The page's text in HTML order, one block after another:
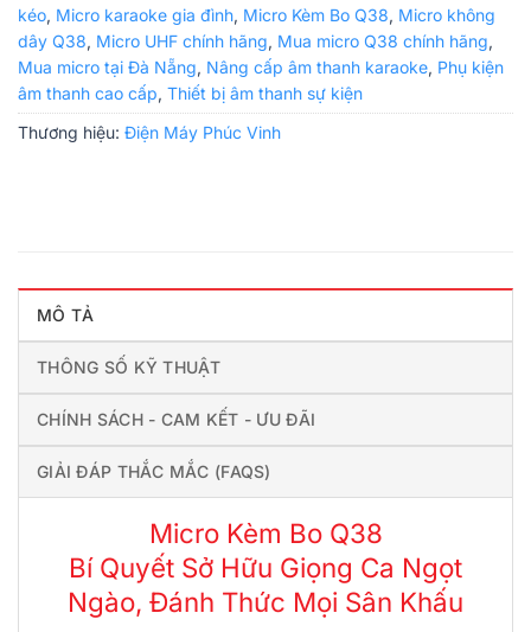
kéo, Micro karaoke gia đình, Micro Kèm Bo Q38, Micro không
dây Q38, Micro UHF chính hãng, Mua micro Q38 chính hãng,
Mua micro tại Đà Nẵng, Nâng cấp âm thanh karaoke, Phụ kiện
âm thanh cao cấp, Thiết bị âm thanh sự kiện
Thương hiệu: Điện Máy Phúc Vinh
MÔ TẢ
THÔNG SỐ KỸ THUẬT
CHÍNH SÁCH - CAM KẾT - ƯU ĐÃI
GIẢI ĐÁP THẮC MẮC (FAQS)
Micro Kèm Bo Q38
Bí Quyết Sở Hữu Giọng Ca Ngọt
Ngào, Đánh Thức Mọi Sân Khấu